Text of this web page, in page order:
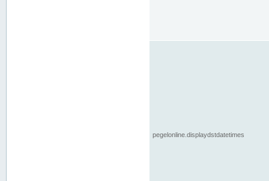
pegelonline.displaydstdatetimes